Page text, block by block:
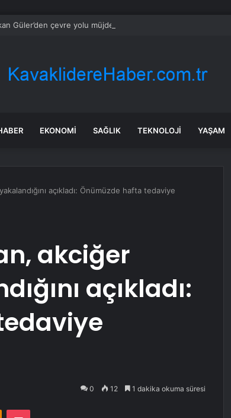
Güler’den çevre yolu müjdesi
EKONOMI SAĞLIK TEKNOLOJI YAŞAM
açıkladı: Önümüzde hafta tedaviye
akciğer
açıkladı:
0 12 1 dakika okuma süresi
Odnoklassniki
Pocket